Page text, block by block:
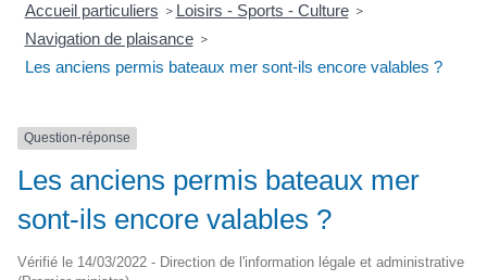
Accueil particuliers > Loisirs - Sports - Culture >
Navigation de plaisance >
Les anciens permis bateaux mer sont-ils encore valables ?
Question-réponse
Les anciens permis bateaux mer
sont-ils encore valables ?
Vérifié le 14/03/2022 - Direction de l'information légale et administrative